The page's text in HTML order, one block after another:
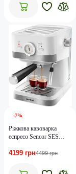
-7%
Ріжкова кавоварка
еспресо Sencor SES
4199 грн4499 грн